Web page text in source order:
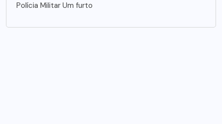
Polícia Militar Um furto